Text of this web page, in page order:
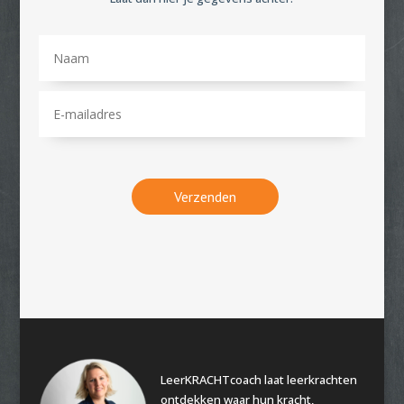
Verzenden
LeerKRACHTcoach laat leerkrachten
ontdekken waar hun kracht,